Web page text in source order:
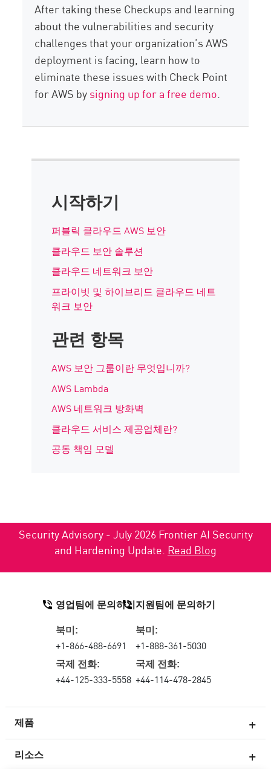
After taking these Checkups and learning
about the vulnerabilities and security
challenges that your organization’s AWS
deployment is facing, learn how to
eliminate these issues with Check Point
for AWS bysigning up for a free demo.
시작하기
퍼블릭 클라우드 AWS 보안
클라우드 보안 솔루션
클라우드 네트워크 보안
프라이빗 및 하이브리드 클라우드 네트
워크 보안
관련 항목
AWS 보안 그룹이란 무엇입니까?
AWS Lambda
AWS 네트워크 방화벽
클라우드 서비스 제공업체란?
공동 책임 모델
Security Advisory - July 2026 Frontier AI Security
and Hardening Update. Read Blog
제품
리소스
영업팀에 문의하기
북미:
+1-866-488-6691
국제 전화:
+44-125-333-5558
지원팀에 문의하기
북미:
+1-888-361-5030
국제 전화:
+44-114-478-2845